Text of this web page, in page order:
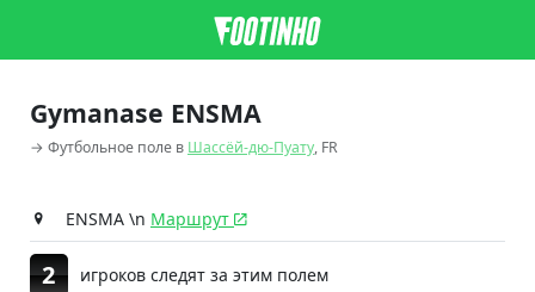
Gymanase ENSMA
→ Футбольное поле в Шассёй-дю-Пуату, FR
ENSMA \n Маршрут
2 игроков следят за этим полем